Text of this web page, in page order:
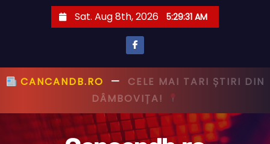
Sat. Aug 8th, 2026 5:29:32 AM
CANCANDB.RO— PRIMUL CU ȘTIREA,
PRIMUL CU ADEVĂRUL!